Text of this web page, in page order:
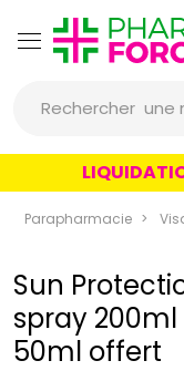
Rechercher
un
Parapharmacie
Sun
spray
50ml offert